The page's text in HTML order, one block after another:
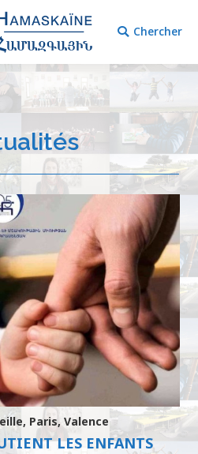
Chercher
Chercher
, Paris, Valence
LES ENFANTS